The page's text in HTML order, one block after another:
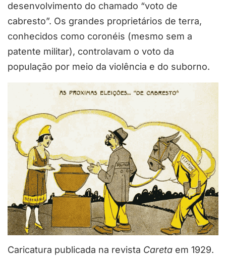
desenvolvimento do chamado “voto de
cabresto”. Os grandes proprietários de terra,
conhecidos como coronéis (mesmo sem a
patente militar), controlavam o voto da
população por meio da violência e do suborno.
Caricatura publicada na revista Careta em 1929.